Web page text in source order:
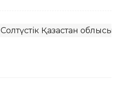
Солтүстік Қазақстан облысы